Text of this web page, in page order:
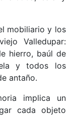
mobiliario y los
Valledupar:
hierro, baúl de
y todos los
antaño.
implica un
cada objeto